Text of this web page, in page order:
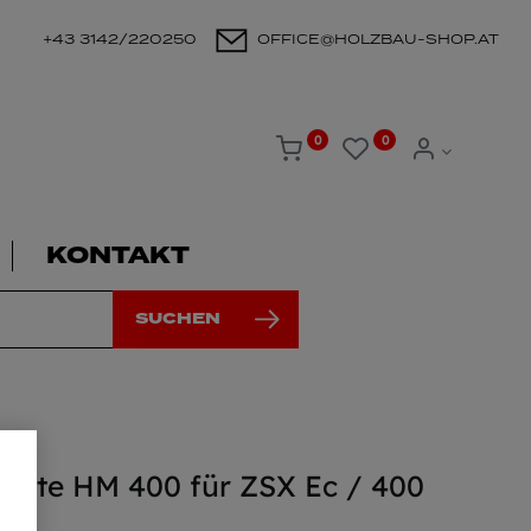
+43 3142/220250 OFFICE@HOLZBAU-SHOP.AT
0 0
KONTAKT
SUCHEN
HM 400 für ZSX Ec / 400